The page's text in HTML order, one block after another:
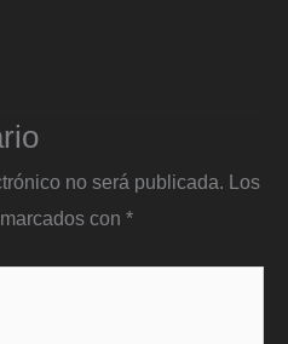
no será publicada.
Los
con *